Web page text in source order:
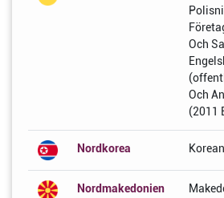
Och
Och
(2011
Nordkorea
Nordmakedonien